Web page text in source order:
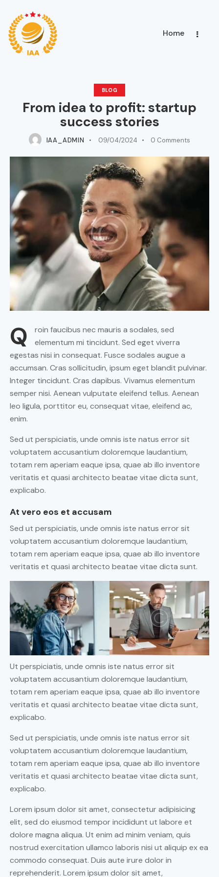
Home
BLOG
From idea to profit: startup
success stories
IAA_ADMIN 09/04/2024 0 Comments
Q
roin faucibus nec mauris a sodales, sed
elementum mi tincidunt. Sed eget viverra
egestas nisi in consequat. Fusce sodales augue a
accumsan. Cras sollicitudin, ipsum eget blandit pulvinar.
Integer tincidunt. Cras dapibus. Vivamus elementum
semper nisi. Aenean vulputate eleifend tellus. Aenean
leo ligula, porttitor eu, consequat vitae, eleifend ac,
enim.
Sed ut perspiciatis, unde omnis iste natus error sit
voluptatem accusantium doloremque laudantium,
totam rem aperiam eaque ipsa, quae ab illo inventore
veritatis et quasi architecto beatae vitae dicta sunt,
explicabo.
At vero eos et accusam
Sed ut perspiciatis, unde omnis iste natus error sit
voluptatem accusantium doloremque laudantium,
totam rem aperiam eaque ipsa, quae ab illo inventore
veritatis et quasi architecto beatae vitae dicta sunt.
Ut perspiciatis, unde omnis iste natus error sit
voluptatem accusantium doloremque laudantium,
totam rem aperiam eaque ipsa, quae ab illo inventore
veritatis et quasi architecto beatae vitae dicta sunt,
explicabo.
Sed ut perspiciatis, unde omnis iste natus error sit
voluptatem accusantium doloremque laudantium,
totam rem aperiam eaque ipsa, quae ab illo inventore
veritatis et quasi architecto beatae vitae dicta sunt,
explicabo.
Lorem ipsum dolor sit amet, consectetur adipisicing
elit, sed do eiusmod tempor incididunt ut labore et
dolore magna aliqua. Ut enim ad minim veniam, quis
nostrud exercitation ullamco laboris nisi ut aliquip ex ea
commodo consequat. Duis aute irure dolor in
reprehenderit. Lorem ipsum dolor sit amet,